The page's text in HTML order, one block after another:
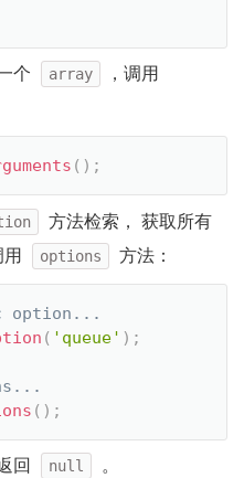
个 array ，调用
( ) ;
方法检索， 获取所有
用 options 方法：
( 'queue' ) ;
( ) ;
回 null 。